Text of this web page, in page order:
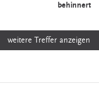
behinnert
weitere Treffer anzeigen